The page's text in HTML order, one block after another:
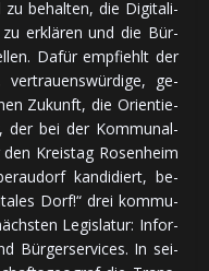
zu be­hal­ten, die Di­gi­ta­li­
er­klä­ren und die Bür­
Da­für emp­fiehlt der
ver­trauens­wür­di­ge, ge­
Zu­kunft, die Orien­tie­
der bei der Kom­mu­nal­
Kreis­tag Ro­sen­heim
kan­di­diert, be­
Dorf!“ drei kom­mu­
Le­gis­la­tur: In­for­
Bür­ger­ser­vices. In sei­